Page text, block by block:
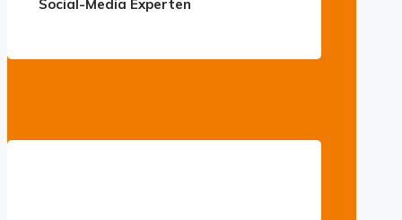
Social-Media Experten